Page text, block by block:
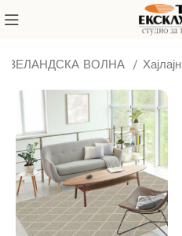
ВОЛНА Хајлајн